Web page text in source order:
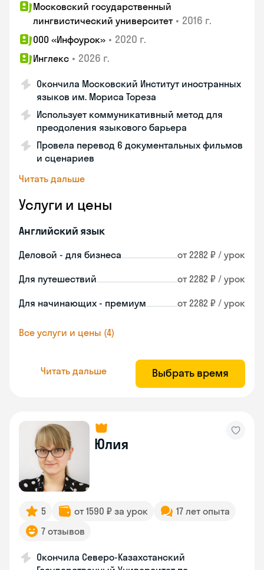
Московский государственный
лингвистический университет • 2016 г.
ООО «Инфоурок» • 2020 г.
Инглекс • 2026 г.
Окончила Московский Институт иностранных
языков им. Мориса Тореза
Использует коммуникативный метод для
преодоления языкового барьера
Провела перевод 6 документальных фильмов
и сценариев
Читать дальше
Услуги и цены
Английский язык
Деловой - для бизнеса от 2282 ₽ / урок
Для путешествий от 2282 ₽ / урок
Для начинающих - премиум от 2282 ₽ / урок
Все услуги и цены (4)
Читать дальше Выбрать время
Юлия
5 от 1590 ₽ за урок
17 лет опыта
7 отзывов
Окончила Северо-Казахстанский